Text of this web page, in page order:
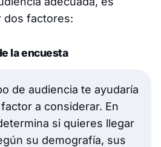
dos factores:
la encuesta
de audiencia te ayudaría
a considerar. En
si quieres llegar
su demografía, sus